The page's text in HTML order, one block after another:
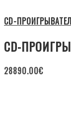
CD-
CD-
28890.00€